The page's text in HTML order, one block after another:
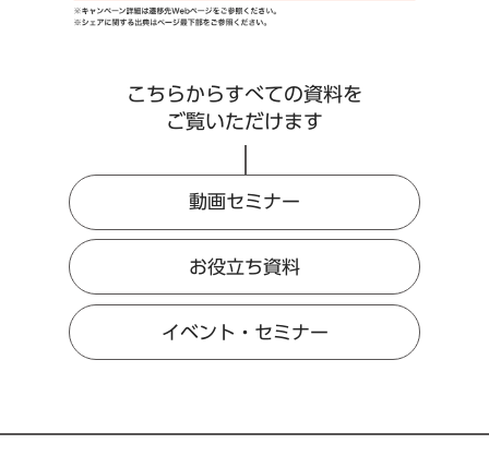
こちらからすべての資料を
ご覧いただけます
動画セミナー
お役立ち資料
イベント・セミナー